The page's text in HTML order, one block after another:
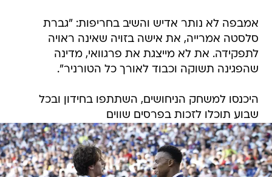
אמבפה לא נותר אדיש והשיב בחריפות: "גברת
סלסטה אמרייה, את אישה בזויה שאינה ראויה
לתפקידה. את לא מייצגת את פרגוואי, מדינה
שהפגינה תשוקה וכבוד לאורך כל הטורניר".
היכנסו למשחק הניחושים, השתתפו בחידון ובכל
שבוע תוכלו לזכות בפרסים שווים